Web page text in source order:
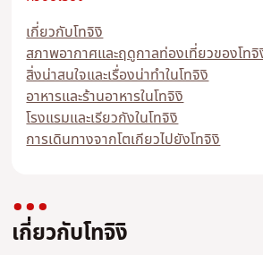
เกี่ยวกับโทจิงิ
สภาพอากาศและฤดูกาลท่องเที่ยวของโทจิ
สิ่งน่าสนใจและเรื่องน่าทำในโทจิงิ
อาหารและร้านอาหารในโทจิงิ
โรงแรมและเรียวกังในโทจิงิ
การเดินทางจากโตเกียวไปยังโทจิงิ
เกี่ยวกับโทจิงิ